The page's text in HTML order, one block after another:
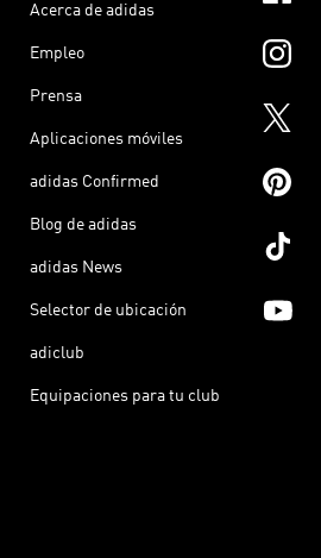
Acerca de adidas
Empleo
Prensa
Aplicaciones móviles
adidas Confirmed
Blog de adidas
adidas News
Selector de ubicación
adiclub
Equipaciones para tu club